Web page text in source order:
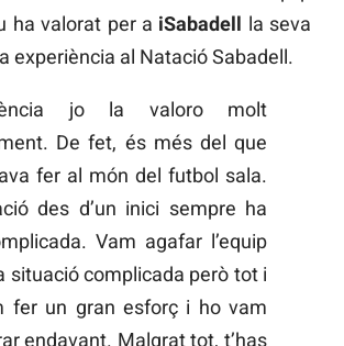
ha valorat per a iSabadell la seva
experiència al Natació Sabadell.
jo la valoro molt
De fet, és més del que
fer al món del futbol sala.
des d’un inici sempre ha
Vam agafar l’equip
situació complicada però tot i
fer un gran esforç i ho vam
endavant. Malgrat tot, t’has